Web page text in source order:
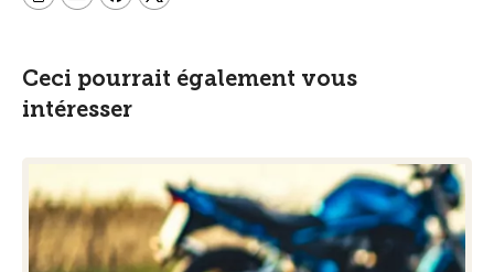
Ceci pourrait également vous
intéresser